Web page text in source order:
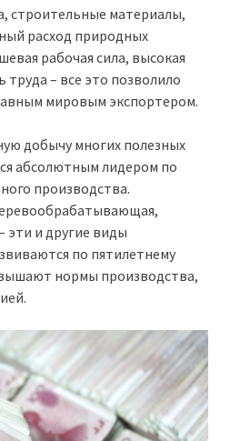
строительные материалы,
расход природных
рабочая сила, высокая
– все это позволило
мировым экспортером.
добычу многих полезных
абсолютным лидером по
производства.
эти и другие виды
по пятилетнему
нормы производства,